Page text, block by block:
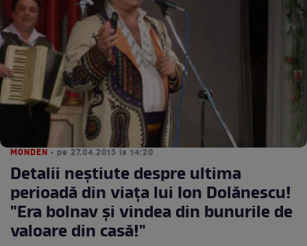
MONDEN • pe 27.04.2015 la 14:20
Detalii neştiute despre ultima
perioadă din viaţa lui Ion Dolănescu!
"Era bolnav şi vindea din bunurile de
valoare din casă!"